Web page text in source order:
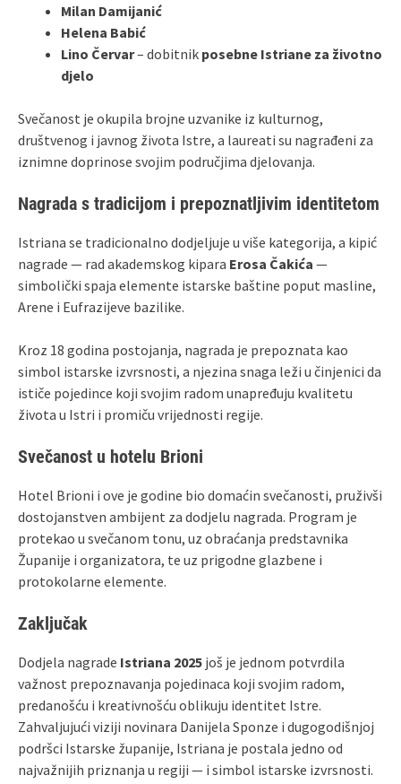
Milan Damijanić
Helena Babić
Lino Červar– dobitnik posebne Istriane za životno
djelo
Svečanost je okupila brojne uzvanike iz kulturnog,
društvenog i javnog života Istre, a laureati su nagrađeni za
iznimne doprinose svojim područjima djelovanja.
Nagrada s tradicijom i prepoznatljivim identitetom
Istriana se tradicionalno dodjeljuje u više kategorija, a kipić
nagrade — rad akademskog kipara Erosa Čakića —
simbolički spaja elemente istarske baštine poput masline,
Arene i Eufrazijeve bazilike.
Kroz 18 godina postojanja, nagrada je prepoznata kao
simbol istarske izvrsnosti, a njezina snaga leži u činjenici da
ističe pojedince koji svojim radom unapređuju kvalitetu
života u Istri i promiču vrijednosti regije.
Svečanost u hotelu Brioni
Hotel Brioni i ove je godine bio domaćin svečanosti, pruživši
dostojanstven ambijent za dodjelu nagrada. Program je
protekao u svečanom tonu, uz obraćanja predstavnika
Županije i organizatora, te uz prigodne glazbene i
protokolarne elemente.
Zaključak
Dodjela nagrade Istriana 2025 još je jednom potvrdila
važnost prepoznavanja pojedinaca koji svojim radom,
predanošću i kreativnošću oblikuju identitet Istre.
Zahvaljujući viziji novinara Danijela Sponze i dugogodišnjoj
podršci Istarske županije, Istriana je postala jedno od
najvažnijih priznanja u regiji — i simbol istarske izvrsnosti.